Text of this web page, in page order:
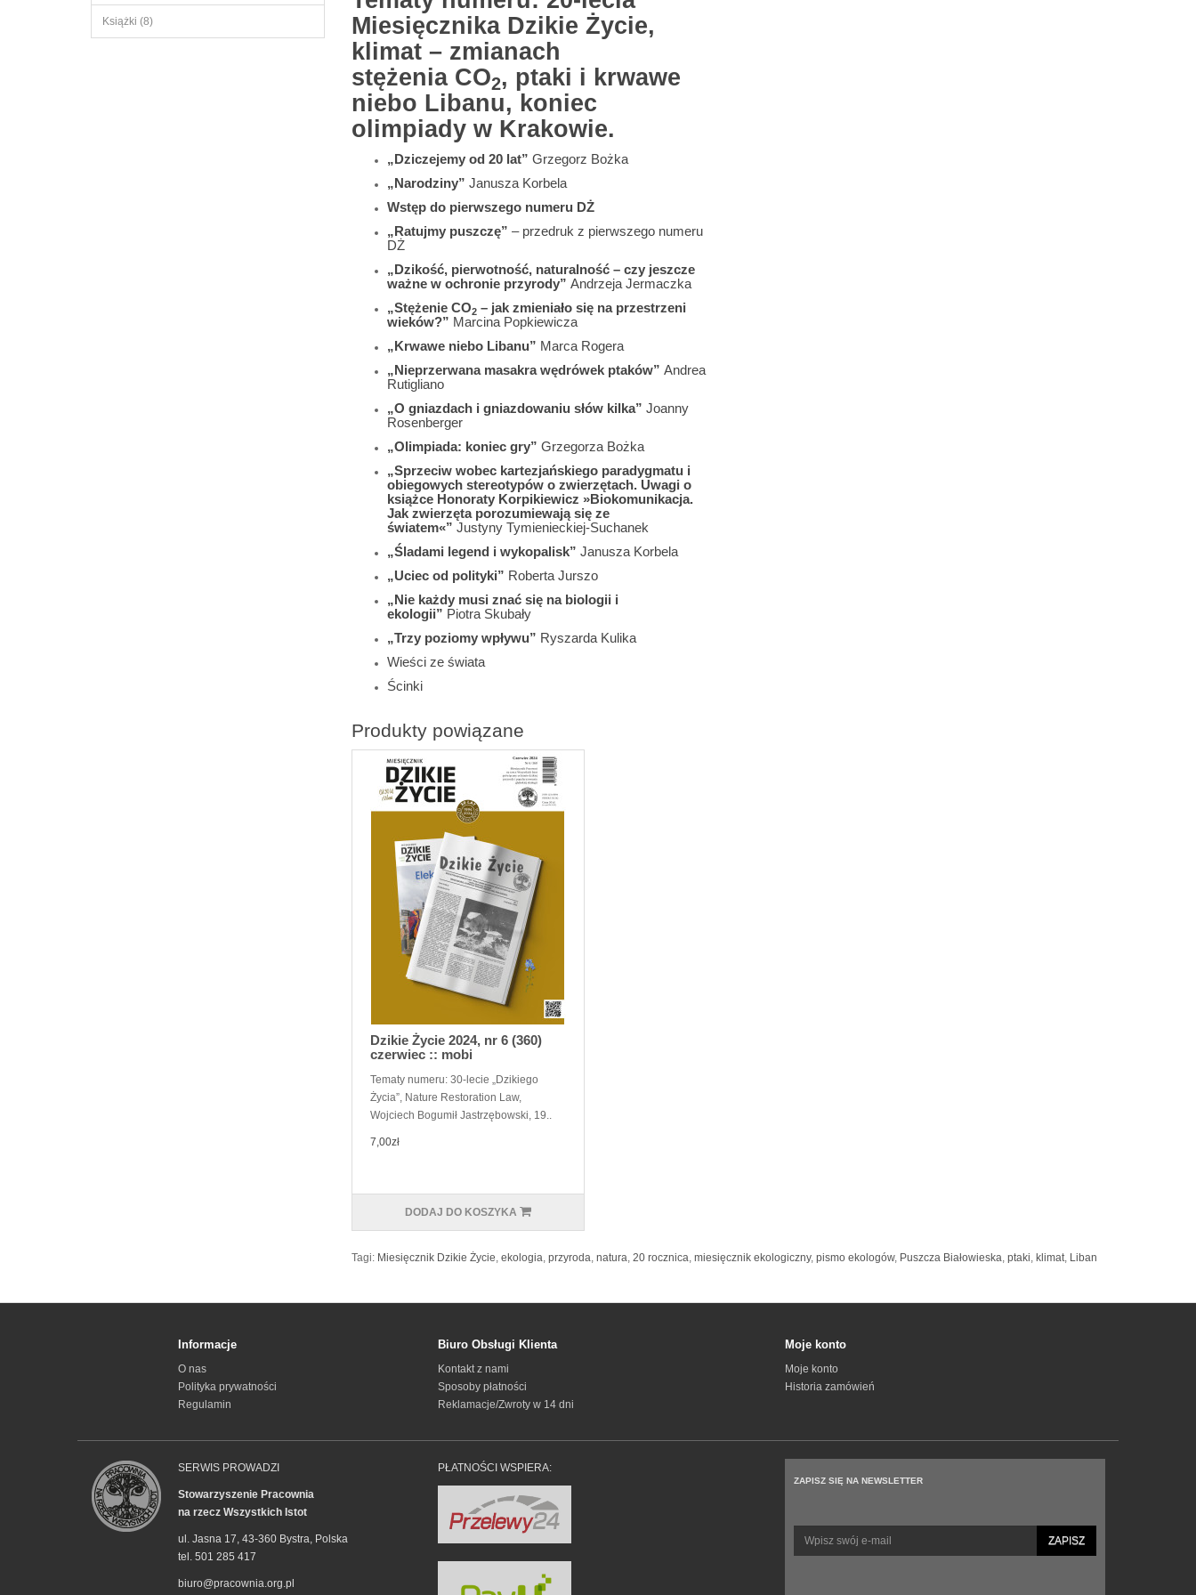
Książki (8)
Miesięcznika Dzikie Życie,
klimat – zmianach
stężenia CO2, ptaki i krwawe
niebo Libanu, koniec
olimpiady w Krakowie.
„Dziczejemy od 20 lat” Grzegorz Bożka
„Narodziny” Janusza Korbela
Wstęp do pierwszego numeru DŻ
„Ratujmy puszczę” – przedruk z pierwszego numeru
DŻ
„Dzikość, pierwotność, naturalność – czy jeszcze
ważne w ochronie przyrody” Andrzeja Jermaczka
„Stężenie CO2– jak zmieniało się na przestrzeni
wieków?” Marcina Popkiewicza
„Krwawe niebo Libanu” Marca Rogera
„Nieprzerwana masakra wędrówek ptaków” Andrea
Rutigliano
„O gniazdach i gniazdowaniu słów kilka” Joanny
Rosenberger
„Olimpiada: koniec gry” Grzegorza Bożka
„Sprzeciw wobec kartezjańskiego paradygmatu i
obiegowych stereotypów o zwierzętach. Uwagi o
książce Honoraty Korpikiewicz »Biokomunikacja.
Jak zwierzęta porozumiewają się ze
światem«” Justyny Tymienieckiej-Suchanek
„Śladami legend i wykopalisk” Janusza Korbela
„Uciec od polityki” Roberta Jurszo
„Nie każdy musi znać się na biologii i
ekologii” Piotra Skubały
„Trzy poziomy wpływu” Ryszarda Kulika
Wieści ze świata
Ścinki
Produkty powiązane
Dzikie Życie 2024, nr 6 (360)
czerwiec :: mobi
Tematy numeru: 30-lecie „Dzikiego
Życia”, Nature Restoration Law,
Wojciech Bogumił Jastrzębowski, 19..
7,00zł
DODAJ DO KOSZYKA
Tagi: Miesięcznik Dzikie Życie, ekologia, przyroda, natura, 20 rocznica, miesięcznik ekologiczny, pismo ekologów, Puszcza Białowieska, ptaki, klimat, Liban
Informacje
O nas
Polityka prywatności
Regulamin
Biuro Obsługi Klienta
Kontakt z nami
Sposoby płatności
Reklamacje/Zwroty w 14 dni
Moje konto
Moje konto
Historia zamówień
SERWIS PROWADZI
Stowarzyszenie Pracownia
na rzecz Wszystkich Istot
ul. Jasna 17, 43-360 Bystra, Polska
tel. 501 285 417
biuro@pracownia.org.pl
PŁATNOŚCI WSPIERA:
ZAPISZ SIĘ NA NEWSLETTER
ZAPISZ